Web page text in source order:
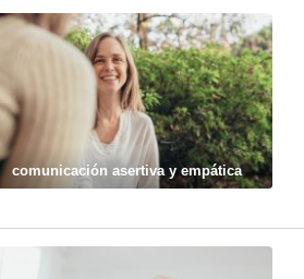
comunicación asertiva y empática